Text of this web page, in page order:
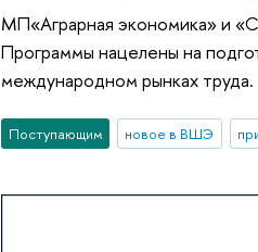
МП«Аграрная экономика» и
Программы нацелены на
международном рынках труда.
Поступающим новое в ВШЭ